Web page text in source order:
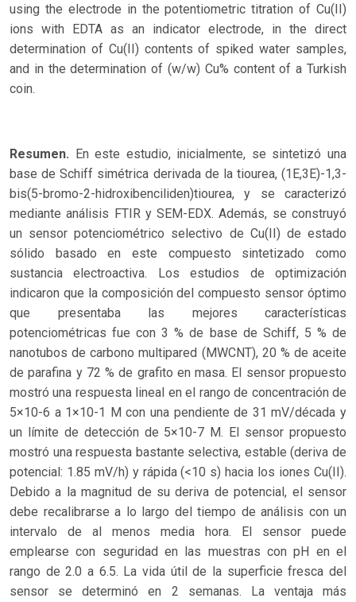
using the electrode in the potentiometric titration of Cu(II)
ions with EDTA as an indicator electrode, in the direct
determination of Cu(II) contents of spiked water samples,
and in the determination of (w/w) Cu% content of a Turkish
coin.
Resumen. En este estudio, inicialmente, se sintetizó una
base de Schiff simétrica derivada de la tiourea, (1E,3E)-1,3-
bis(5-bromo-2-hidroxibenciliden)tiourea, y se caracterizó
mediante análisis FTIR y SEM-EDX. Además, se construyó
un sensor potenciométrico selectivo de Cu(II) de estado
sólido basado en este compuesto sintetizado como
sustancia electroactiva. Los estudios de optimización
indicaron que la composición del compuesto sensor óptimo
que presentaba las mejores características
potenciométricas fue con 3 % de base de Schiff, 5 % de
nanotubos de carbono multipared (MWCNT), 20 % de aceite
de parafina y 72 % de grafito en masa. El sensor propuesto
mostró una respuesta lineal en el rango de concentración de
5×10-6 a 1×10-1 M con una pendiente de 31 mV/década y
un límite de detección de 5×10-7 M. El sensor propuesto
mostró una respuesta bastante selectiva, estable (deriva de
potencial: 1.85 mV/h) y rápida (<10 s) hacia los iones Cu(II).
Debido a la magnitud de su deriva de potencial, el sensor
debe recalibrarse a lo largo del tiempo de análisis con un
intervalo de al menos media hora. El sensor puede
emplearse con seguridad en las muestras con pH en el
rango de 2.0 a 6.5. La vida útil de la superficie fresca del
sensor se determinó en 2 semanas. La ventaja más